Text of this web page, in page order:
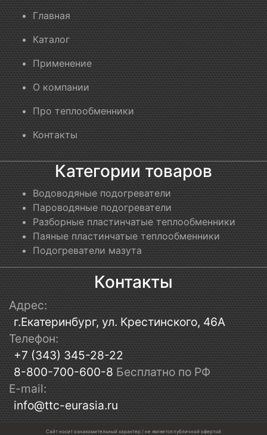
Главная
Каталог
Применение
О компании
Про теплообменники
Контакты
Категории товаров
Водоводяные подогреватели
Пароводяные подогреватели
Разборные пластинчатые теплообменники
Паяные пластинчатые теплообменники
Подогреватели мазута
Контакты
Адрес:
г.Екатеринбург, ул. Крестинского, 46А
Телефон:
+7 (343) 345-28-22
8-800-700-600-8 Бесплатно по РФ
E-mail:
info@ttc-eurasia.ru
Сайт носит ознакомительный характер / не является публичной офертой